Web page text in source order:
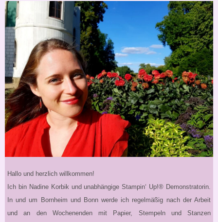
Hallo und herzlich willkommen!
Ich bin Nadine Korbik und unabhängige Stampin‘ Up!® Demonstratorin.
In und um Bornheim und Bonn werde ich regelmäßig nach der Arbeit
und an den Wochenenden mit Papier, Stempeln und Stanzen